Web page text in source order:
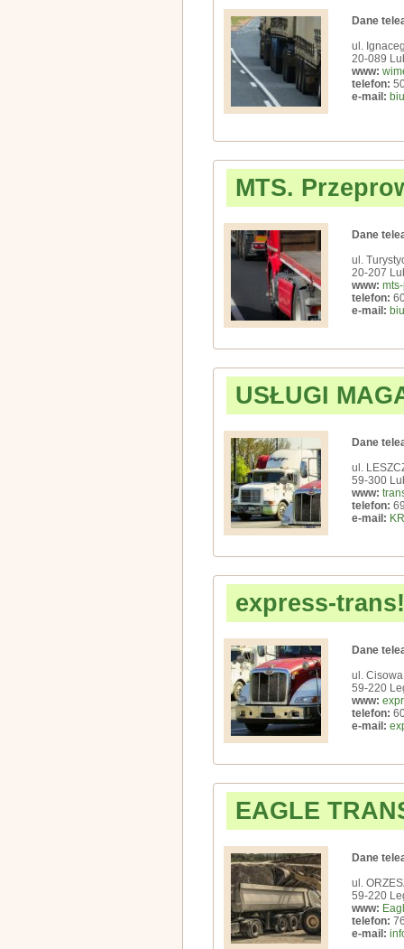
Dane
ul.
20-089
www:
telefon:
e-mail:
MTS.
Dane
ul.
20-207
www:
telefon:
e-mail:
USŁUGI
Dane
ul.
59-300
www:
telefon:
e-mail:
express-
Dane
ul.
59-220
www:
telefon:
e-mail:
EAGLE
Dane
ul.
59-220
www:
telefon:
e-mail: